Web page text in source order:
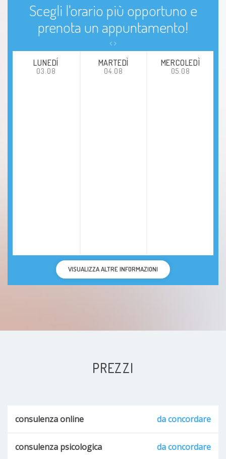
Scegli l'orario più opportuno e
prenota un appuntamento!
LUNEDÍ
03.08
MARTEDÌ
04.08
MERCOLEDÌ
05.08
VISUALIZZA ALTRE INFORMAZIONI
PREZZI
consulenza online da concordare
consulenza psicologica da concordare